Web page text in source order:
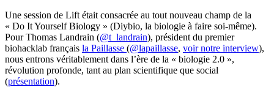
Une session de Lift était consacrée au tout nouveau champ de la
« Do It Yourself Biology » (Diybio, la biologie à faire soi-même).
Pour Thomas Landrain (@t_landrain), président du premier
biohacklab français la Paillasse (@lapaillasse, voir notre interview),
nous entrons véritablement dans l’ère de la « biologie 2.0 »,
révolution profonde, tant au plan scientifique que social
(présentation).